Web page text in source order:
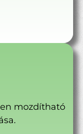
mozdítható